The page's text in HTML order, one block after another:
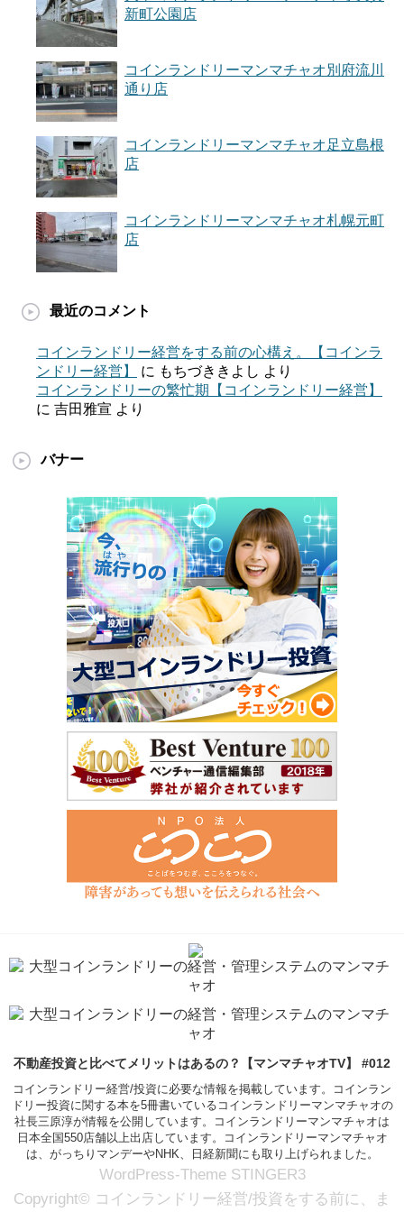
新町公園店
コインランドリーマンマチャオ別府流川
通り店
コインランドリーマンマチャオ足立島根
店
コインランドリーマンマチャオ札幌元町
店
最近のコメント
コインランドリー経営をする前の心構え。【コインラ
ンドリー経営】
に もちづききよし より
コインランドリーの繁忙期【コインランドリー経営】
に 吉田雅宣 より
バナー
不動産投資と比べてメリットはあるの？【マンマチャオTV】 #012
コインランドリー経営/投資に必要な情報を掲載しています。コインラン
ドリー投資に関する本を5冊書いているコインランドリーマンマチャオの
社長三原淳が情報を公開しています。コインランドリーマンマチャオは
日本全国550店舗以上出店しています。コインランドリーマンマチャオ
は、がっちりマンデーやNHK、日経新聞にも取り上げられました。
WordPress-Theme STINGER3
Copyright© コインランドリー経営/投資をする前に、ま